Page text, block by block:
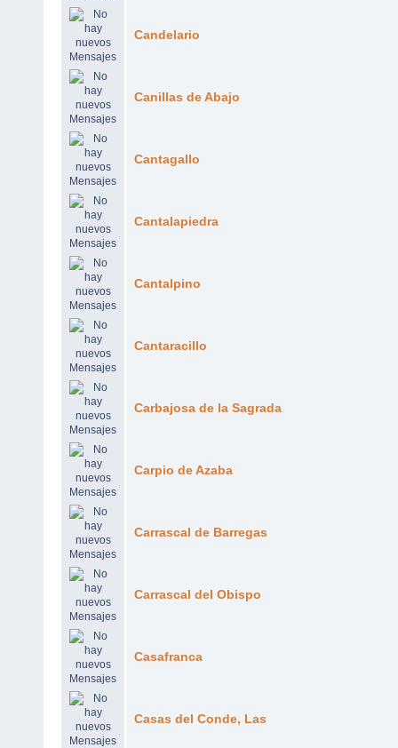
Candelario
Canillas de Abajo
Cantagallo
Cantalapiedra
Cantalpino
Cantaracillo
Carbajosa de la Sagrada
Carpio de Azaba
Carrascal de Barregas
Carrascal del Obispo
Casafranca
Casas del Conde, Las